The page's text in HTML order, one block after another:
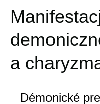
a
Démonické